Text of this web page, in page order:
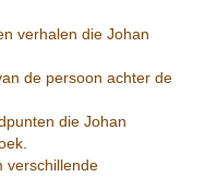
verhalen die Johan
de persoon achter de
die Johan
verschillende